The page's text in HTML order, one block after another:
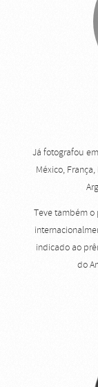
Já fotografou
México,
Teve também o
indicado ao
do